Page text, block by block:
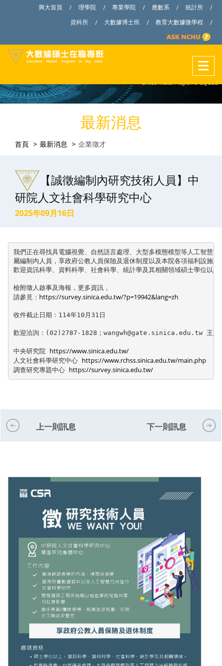
興大首頁 / 理學院 / 專業學院 / 應數系 / 統計所
/
資科所
/ 大數據博士班 / 教育大數據微學程 /
最新消息
首頁 最新消息 企業徵才
【誠徵編制內研究技術人員】中
研院人文社會科學研究中心
2025年09月16日
我們正在尋找具電腦視覺、自然語言處理、大型多模態模型等人工智慧
屬編制內人員，享政府公教人員保險及退休制度以及本院各項福利設施，
歡迎資訊科學、資料科學、社會科學、統計學及其相關領域碩士學位以上
檢附徵人啟事及海報，更多資訊，
請參見： https://survey.sinica.edu.tw/?p=19942&lang=zh
收件截止日期：114年10月31日
歡迎洽詢：(02)2787-1828；wangwh@gate.sinica.edu.tw 王文
中央研究院 https://www.sinica.edu.tw/
人文社會科學研究中心 https://www.rchss.sinica.edu.tw/main.php
調查研究專題中心 https://survey.sinica.edu.tw/
上一則訊息 下一則訊息